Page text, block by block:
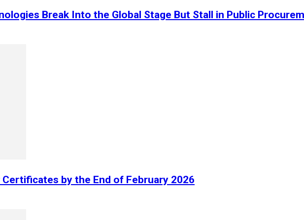
Break Into the Global Stage But Stall in Public
Certificates by the End of February 2026